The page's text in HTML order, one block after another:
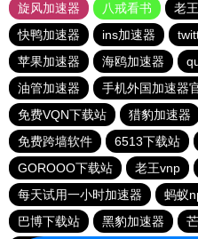
旋风加速器
八戒看书 老
快鸭加速器
ins加速器
苹果加速器
海鸥加速器
油管加速器
手机外国加速器
免费VQN下载站
猎豹加速器
免费跨墙软件
6513下载站
GOROOO下载站
老王vnp
每天试用一小时加速器
蚂蚁
巴博下载站
黑豹加速器